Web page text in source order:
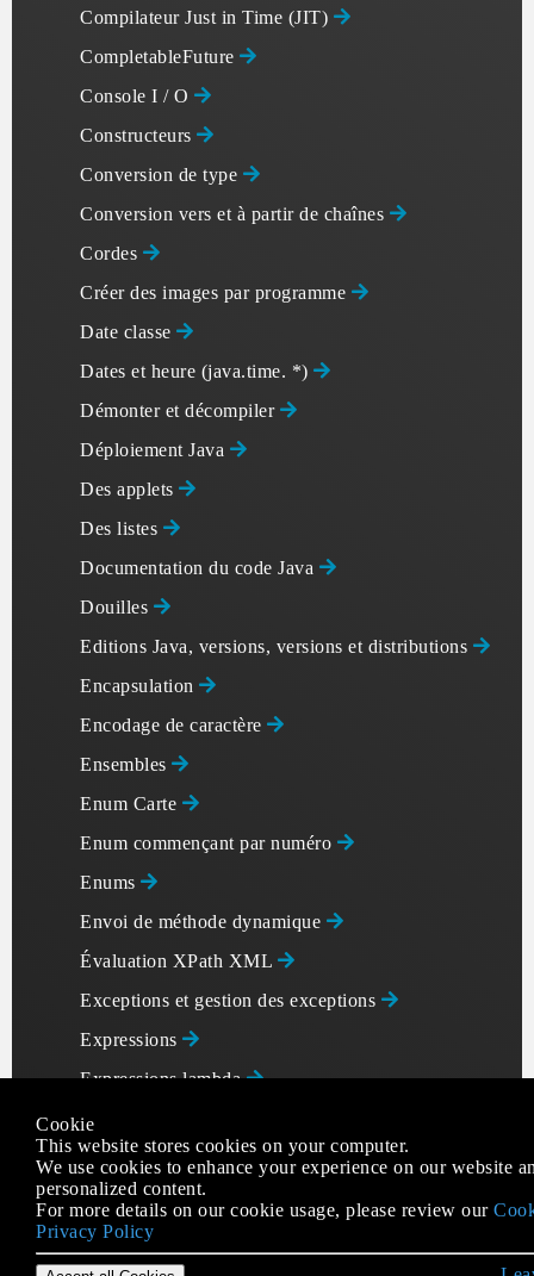
Compilateur Just in Time (JIT)
CompletableFuture
Console I / O
Constructeurs
Conversion de type
Conversion vers et à partir de chaînes
Cordes
Créer des images par programme
Date classe
Dates et heure (java.time. *)
Démonter et décompiler
Déploiement Java
Des applets
Des listes
Documentation du code Java
Douilles
Editions Java, versions, versions et distributions
Encapsulation
Encodage de caractère
Ensembles
Enum Carte
Enum commençant par numéro
Enums
Envoi de méthode dynamique
Évaluation XPath XML
Exceptions et gestion des exceptions
Expressions
Expressions lambda
Expressions régulières
Fichier I / O
Fichiers JAR multi-versions
Files d'attente et deques
Cookie
This website stores cookies on your computer.
We use cookies to enhance your experience on our website
personalized content.
For more details on our cookie usage, please review our
Privacy Policy